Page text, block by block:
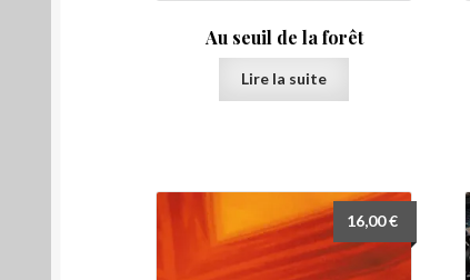
Au seuil de la forêt
Lire la suite
16,00€